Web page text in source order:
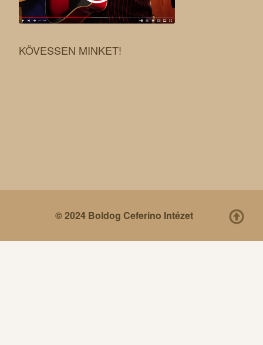
KÖVESSEN MINKET!
© 2024 Boldog Ceferino Intézet